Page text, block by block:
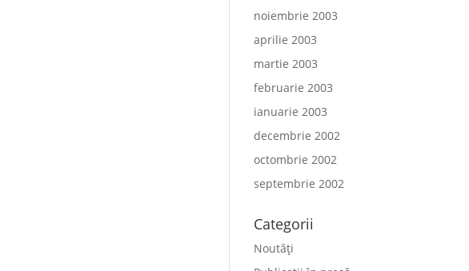
noiembrie 2003
aprilie 2003
martie 2003
februarie 2003
ianuarie 2003
decembrie 2002
octombrie 2002
septembrie 2002
Categorii
Noutăți